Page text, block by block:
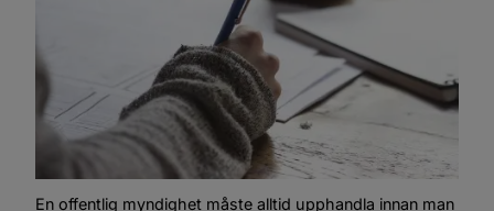
En offentlig myndighet måste alltid upphandla innan man